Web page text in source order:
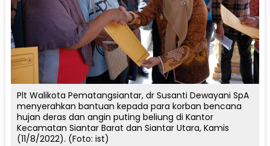
Plt Walikota Pematangsiantar, dr Susanti Dewayani SpA
menyerahkan bantuan kepada para korban bencana
hujan deras dan angin puting beliung di Kantor
Kecamatan Siantar Barat dan Siantar Utara, Kamis
(11/8/2022). (Foto: ist)